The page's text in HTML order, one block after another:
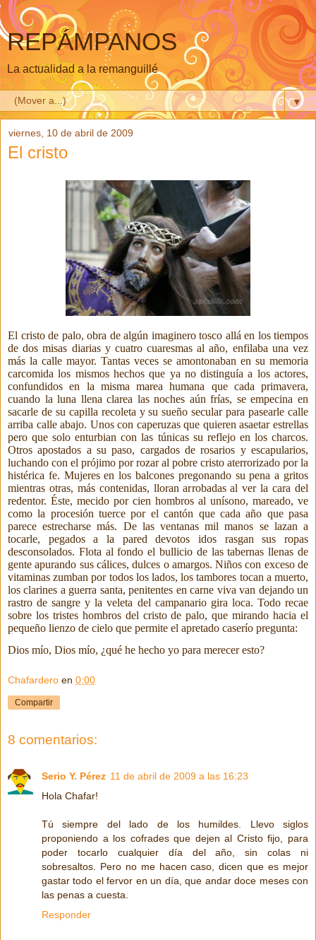
REPÁMPANOS
La actualidad a la remanguillé
▼
viernes, 10 de abril de 2009
El cristo
El cristo de palo, obra de algún imaginero tosco allá en los tiempos
de dosmisas diarias y cuatro cuaresmas al año, enfilaba una vez
más la calle mayor. Tantas veces se amontonaban en su memoria
carcomida los mismos hechos que ya no distinguía a los actores,
confundidos en la misma marea humana que cada primavera,
cuando la luna llena clarea las noches aún frías, se empecina en
sacarle de su capilla recoleta y su sueño secular parapasearle calle
arriba calle abajo. Unos con caperuzasque quieren asaetar estrellas
pero que solo enturbian con las túnicas su reflejo en los charcos.
Otros apostados a su paso, cargados de rosarios y escapularios,
luchando con el prójimo por rozar al pobre cristo aterrorizado por la
histérica fe. Mujeres en los balcones pregonando su pena a gritos
mientras otras, más contenidas, lloran arrobadas al ver la cara del
redentor. Éste, mecido por cien hombros al unísono, mareado, ve
como la procesióntuerce por el cantón que cada año que pasa
parece estrecharse más. De las ventanas mil manos se lazan a
tocarle, pegados a la pared devotos idos rasgan sus ropas
desconsolados. Flota al fondo el bullicio de las tabernas llenas de
gente apurando sus cálices, dulces o amargos. Niños con exceso de
vitaminas zumban por todos los lados, los tambores tocan a muerto,
los clarines a guerra santa, penitentes en carne viva van dejando un
rastro de sangre y la veleta del campanario gira loca. Todo recae
sobre los tristes hombros del cristo de palo, que mirando hacia el
pequeño lienzo de cielo que permite el apretado caserío pregunta:
Dios mío, Dios mío, ¿qué he hecho yo para merecer esto?
Chafardero en 0:00
Compartir
8 comentarios:
Serio Y. Pérez 11 de abril de 2009 a las 16:23
Hola Chafar!
Tú siempre del lado de los humildes. Llevo siglos
proponiendo a los cofrades que dejen al Cristo fijo, para
poder tocarlo cualquier día del año, sin colas ni
sobresaltos. Pero no me hacen caso, dicen que es mejor
gastar todo el fervor en un día, que andar doce meses con
las penas a cuesta.
Responder